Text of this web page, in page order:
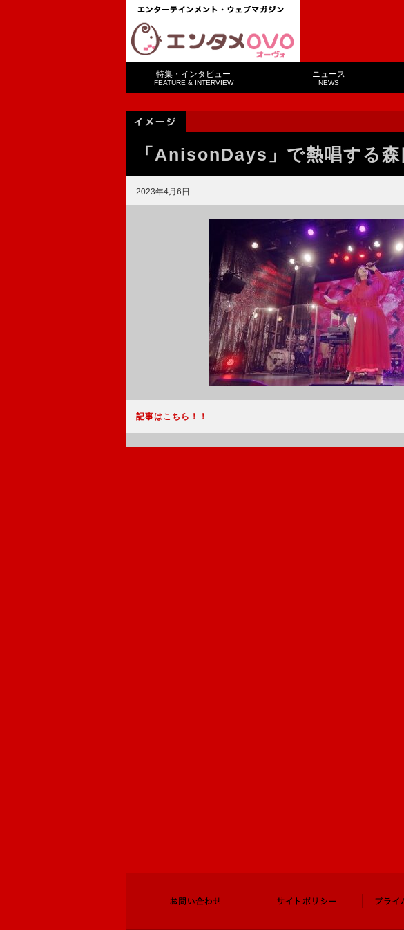
特集・インタビュー
FEATURE & INTERVIEW
ニュース
NEWS
「AnisonDays」で熱唱する
2023年4月6日
記事はこちら！！